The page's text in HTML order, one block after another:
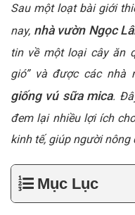
Sau một loạt bài giới
nay, nhà vườn Ngọc
tin về một loại cây ăn
gió” và được các nhà
giống vú sữa mica.
đem lại nhiều lợi ích
kinh tế, giúp người
Mục Lục